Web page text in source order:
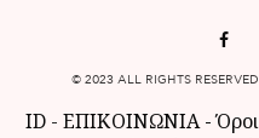
© 2023 ALL RIGHTS
ID- ΕΠΙΚΟΙΝΩΝΙΑ-